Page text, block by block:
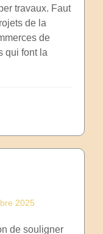
travaux. Faut
de la
de
qui font la
2025
de souligner